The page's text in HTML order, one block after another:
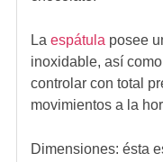
La espátula posee
inoxidable, así
controlar con total
movimientos a la
Dimensiones: ésta